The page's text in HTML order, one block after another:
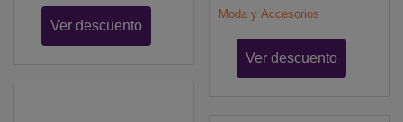
Ver descuento
Moda y Accesorios
Ver descuento